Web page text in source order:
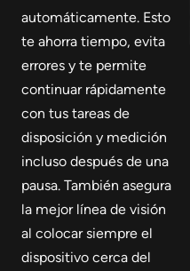
automáticamente. Esto
te ahorra tiempo, evita
errores y te permite
continuar rápidamente
con tus tareas de
disposición y medición
incluso después de una
pausa. También asegura
la mejor línea de visión
al colocar siempre el
dispositivo cerca del